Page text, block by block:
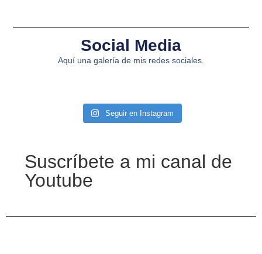
Social Media
Aquí una galería de mis redes sociales.
Seguir en Instagram
Suscríbete a mi canal de
Youtube